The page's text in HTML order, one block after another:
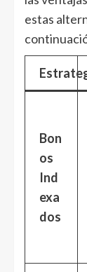
estas
Bon
os
Ind
exa
dos